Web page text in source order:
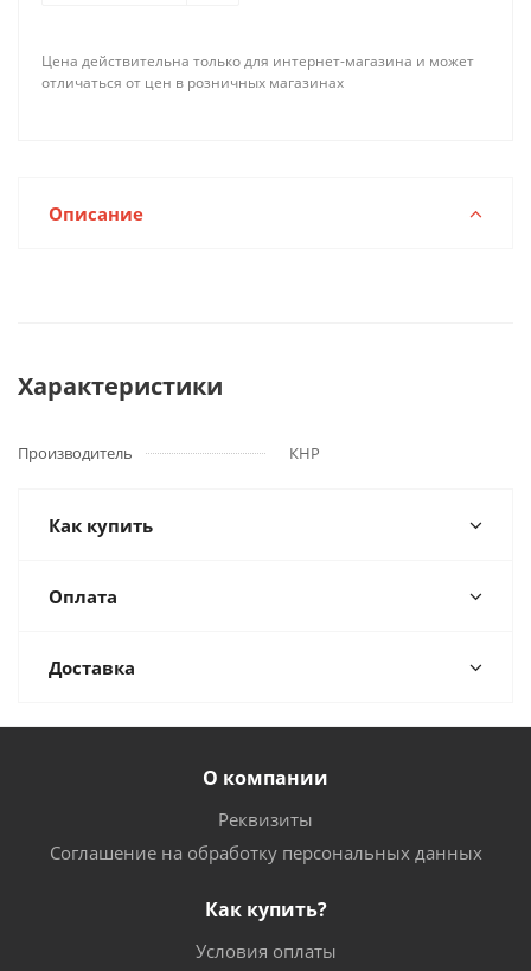
Цена действительна только для интернет-магазина и может
отличаться от цен в розничных магазинах
Описание
Характеристики
Производитель КНР
Как купить
Оплата
Доставка
О компании
Реквизиты
Соглашение на обработку персональных данных
Как купить?
Условия оплаты